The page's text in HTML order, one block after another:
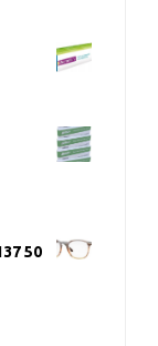
50